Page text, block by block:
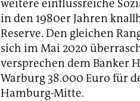
weitere einflussreiche
in den 1980er Jahren
Reserve. Den gleichen
sich im Mai 2020
versprechen dem Banker
Warburg 38.000 Euro für
Hamburg-Mitte.